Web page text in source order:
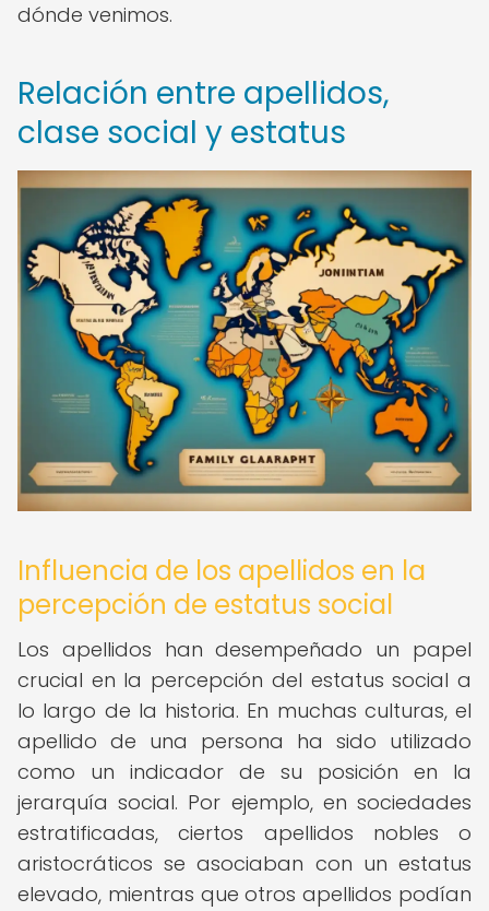
dónde venimos.
Relación entre apellidos,
clase social y estatus
Influencia de los apellidos en la
percepción de estatus social
Los apellidos han desempeñado un papel
crucial en la percepción del estatus social a
lo largo de la historia. En muchas culturas, el
apellido de una persona ha sido utilizado
como un indicador de su posición en la
jerarquía social. Por ejemplo, en sociedades
estratificadas, ciertos apellidos nobles o
aristocráticos se asociaban con un estatus
elevado, mientras que otros apellidos podían